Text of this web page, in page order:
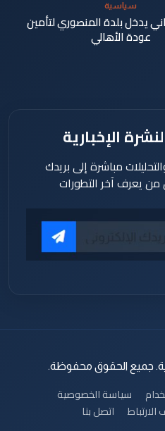
سياسية
يدخل بلدة المنصوري لتأمين
عودة الأهالي
الإخبارية
مباشرة إلى بريدك
من يعرف آخر التطورات
سياسة الخصوصية
اتصل بنا